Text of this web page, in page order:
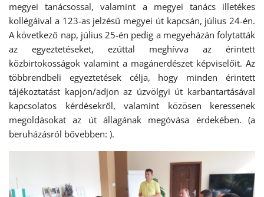
megyei tanácsossal, valamint a megyei tanács illetékes
kollégáival a 123-as jelzésű megyei út kapcsán, július 24-én.
A következő nap, július 25-én pedig a megyeházán folytatták
az egyeztetéseket, ezúttal meghívva az érintett
közbirtokosságok valamint a magánerdészet képviselőit. Az
többrendbeli egyeztetések célja, hogy minden érintett
tájékoztatást kapjon/adjon az úzvölgyi út karbantartásával
kapcsolatos kérdésekről, valamint közösen keressenek
megoldásokat az út állagának megóvása érdekében. (a
beruházásról bővebben: ).